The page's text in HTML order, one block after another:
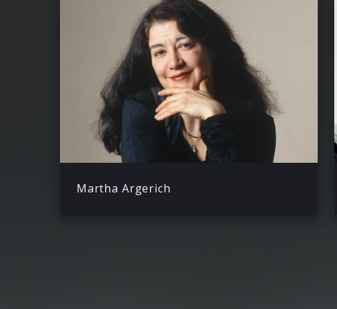
Martha Argerich